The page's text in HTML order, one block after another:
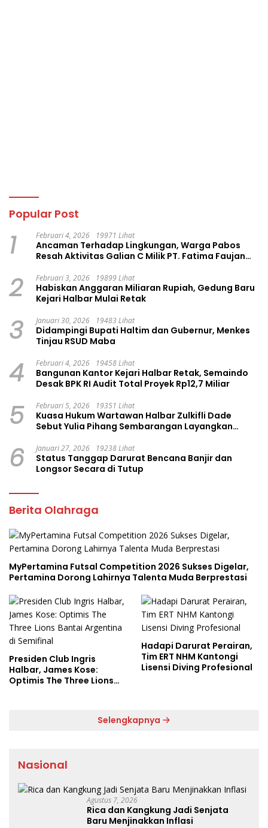
Popular Post
1 Februari 4, 2026 19971 Lihat
Ancaman Terhadap Lingkungan, Warga Pabos
Resah Aktivitas Galian C Milik PT. Fatima Faujan
2 Februari 3, 2026 19899 Lihat
Habiskan Anggaran Miliaran Rupiah, Gedung Baru
Kejari Halbar Mulai Retak
3 Januari 30, 2026 19483 Lihat
Didampingi Bupati Haltim dan Gubernur, Menkes
Tinjau RSUD Maba
4 Februari 4, 2026 19458 Lihat
Bangunan Kantor Kejari Halbar Retak, Semaindo
Desak BPK RI Audit Total Proyek Rp12,7 Miliar
5 Februari 5, 2026 19351 Lihat
Kuasa Hukum Wartawan Halbar Zulkifli Dade
Sebut Yulia Pihang Sembarangan Layangkan
6 Januari 27, 2026 19238 Lihat
Status Tanggap Darurat Bencana Banjir dan
Longsor Secara di Tutup
Berita Olahraga
MyPertamina Futsal Competition 2026 Sukses Digelar,
Pertamina Dorong Lahirnya Talenta Muda Berprestasi
Presiden Club Ingris
Halbar, James Kose:
Optimis The Three Lions
Hadapi Darurat Perairan,
Tim ERT NHM Kantongi
Lisensi Diving Profesional
Selengkapnya
Nasional
Agustus 7, 2026
Rica dan Kangkung Jadi Senjata
Baru Menjinakkan Inflasi